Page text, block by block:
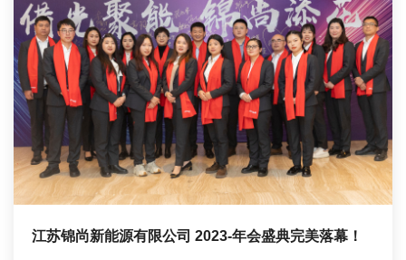
江苏锦尚新能源有限公司 2023-年会盛典完美落幕！